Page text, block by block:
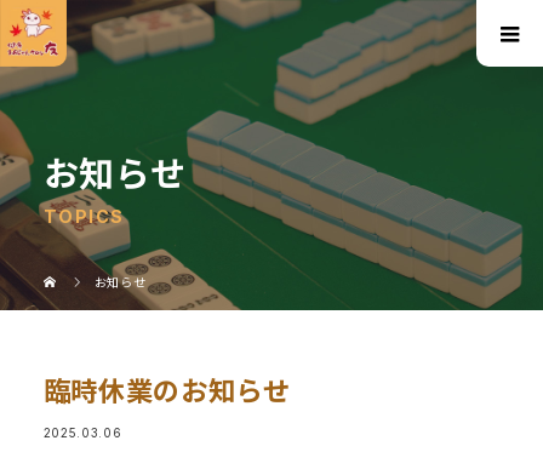
お知らせ
TOPICS
お知らせ
臨時休業のお知らせ
2025.03.06